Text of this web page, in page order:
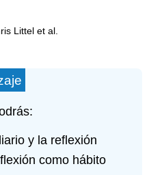
Littel et al.
y la reflexión
como hábito